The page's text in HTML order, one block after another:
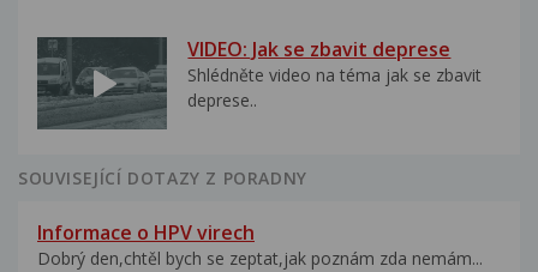
VIDEO: Jak se zbavit deprese
Shlédněte video na téma jak se zbavit
deprese..
SOUVISEJÍCÍ DOTAZY Z PORADNY
Informace o HPV virech
Dobrý den,chtěl bych se zeptat,jak poznám zda nemám...